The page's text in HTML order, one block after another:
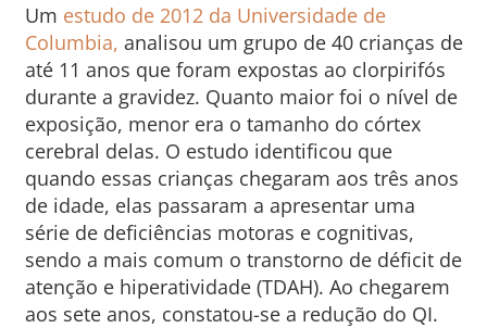
Um estudo de 2012 da Universidade de
Columbia, analisou um grupo de 40 crianças de
até 11 anos que foram expostas ao clorpirifós
durante a gravidez. Quanto maior foi o nível de
exposição, menor era o tamanho do córtex
cerebral delas. O estudo identificou que
quando essas crianças chegaram aos três anos
de idade, elas passaram a apresentar uma
série de deficiências motoras e cognitivas,
sendo a mais comum o transtorno de déficit de
atenção e hiperatividade (TDAH). Ao chegarem
aos sete anos, constatou-se a redução do QI.